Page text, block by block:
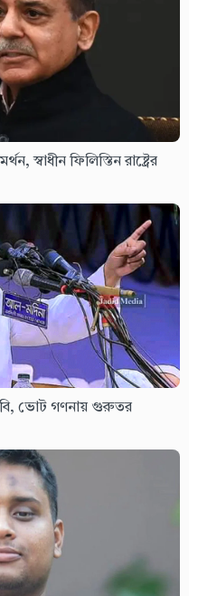
স্বাধীন ফিলিস্তিন রাষ্ট্রের
ভোট গণনায় গুরুতর